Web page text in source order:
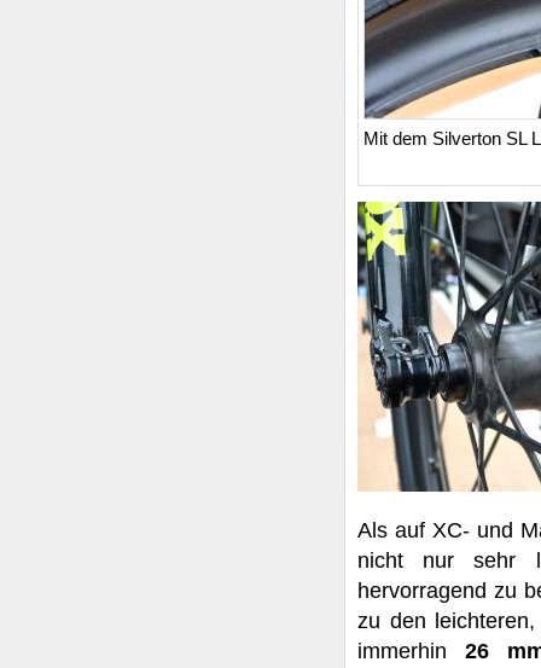
Mit dem Silverton SL
Als auf XC- und
nicht nur sehr
hervorragend zu
zu den
immerhin 26